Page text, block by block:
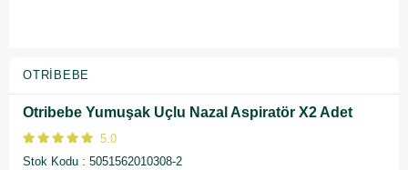
OTRIBEBE
Otribebe Yumuşak Uçlu Nazal Aspiratör X2 Adet
5.0
Stok Kodu
5051562010308-2